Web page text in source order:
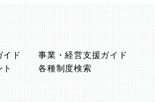
イド
事業・経営支援ガイド
ト 各種制度検索